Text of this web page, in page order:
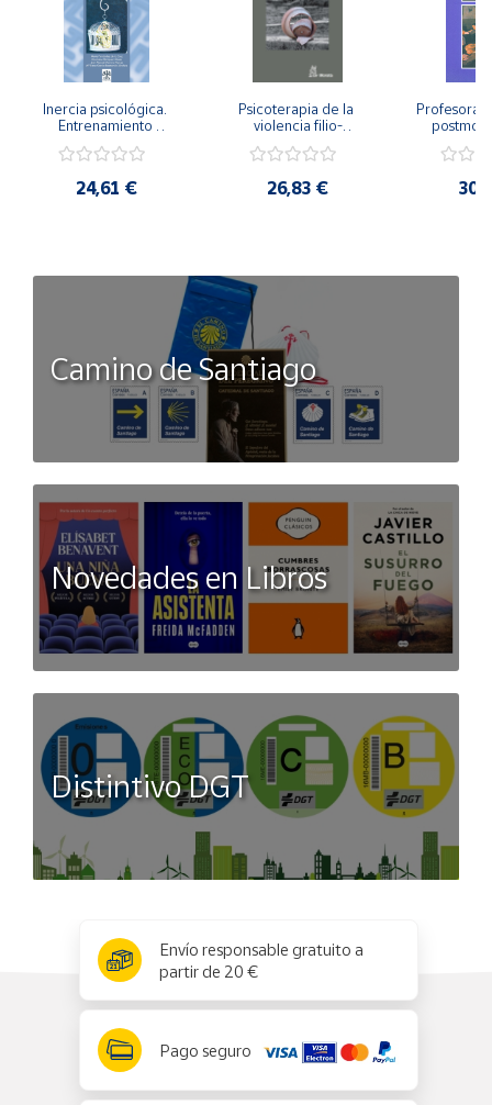
Inercia psicológica.
Entrenamiento
Igualdad de Género.
24,61 €
Psicoterapia de la
violencia filio-
secreto y la
26,83 €
Camino de Santiago
Novedades en Libros
Distintivo DGT
Envío responsable gratuito a
partir de 20 €
Pago seguro